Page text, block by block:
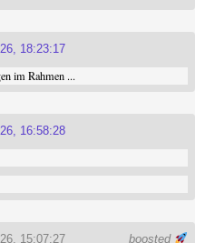
18:23:17
im Rahmen ...
16:58:28
boosted
15:07:27